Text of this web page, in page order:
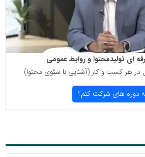
ای تولیدمحتوا و روابط عمومی
در هر كسب و كار (آشنایی با سئوی محتوا)
دوره های شركت كنم؟